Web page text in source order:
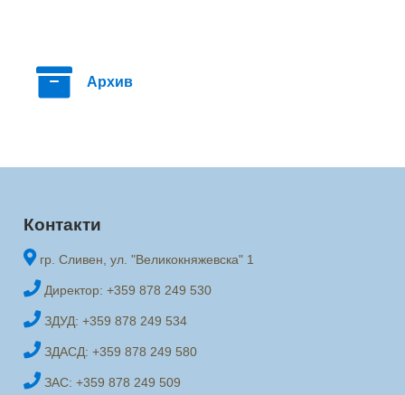
Архив
Контакти
гр. Сливен, ул. "Великокняжевска" 1
Директор: +359 878 249 530
ЗДУД: +359 878 249 534
ЗДАСД: +359 878 249 580
ЗАС: +359 878 249 509